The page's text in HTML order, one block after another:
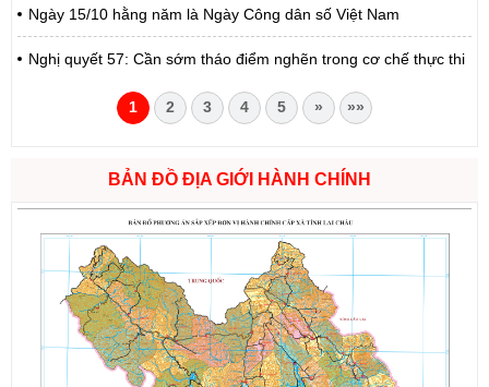
Ngày 15/10 hằng năm là Ngày Công dân số Việt Nam
Nghị quyết 57: Cần sớm tháo điểm nghẽn trong cơ chế thực thi
1 2 3 4 5 » »»
BẢN ĐỒ ĐỊA GIỚI HÀNH CHÍNH
Số:1721/QĐ-UBND
(Quyết định Phê duyệt phương án đấu giá quyền sử dụng